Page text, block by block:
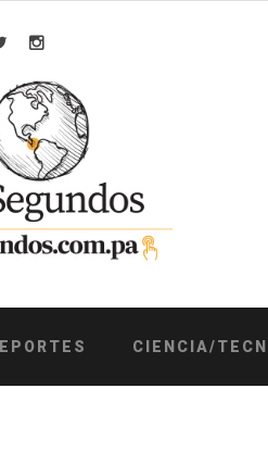
TwitterInstagram
CIENCIA/